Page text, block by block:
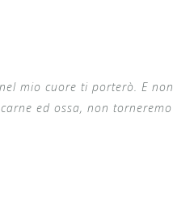
mio cuore ti porterò. E non
ed ossa, non torneremo